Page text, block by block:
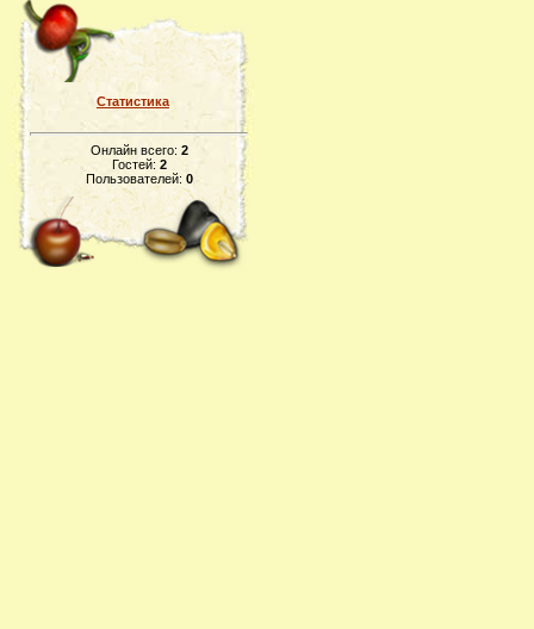
Статистика
Онлайн всего: 2
Гостей: 2
Пользователей: 0